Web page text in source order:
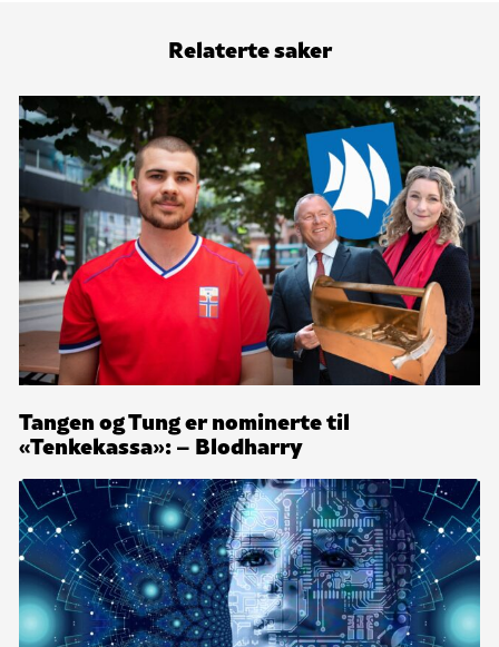
Relaterte saker
Tangen og Tung er nominerte til
«Tenkekassa»: – Blodharry